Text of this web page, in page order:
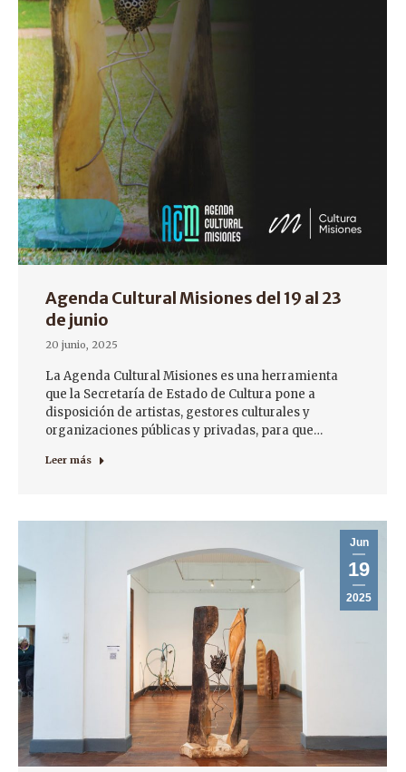
Agenda Cultural Misiones del 19 al 23
de junio
20 junio, 2025
La Agenda Cultural Misiones es una herramienta
que la Secretaría de Estado de Cultura pone a
disposición de artistas, gestores culturales y
organizaciones públicas y privadas, para que…
Leer más
Jun
19
2025